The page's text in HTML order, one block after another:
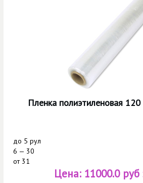
Пленка полиэтиленовая
до 5 рул
6 — 30
от31
Цена: 11000.0 руб